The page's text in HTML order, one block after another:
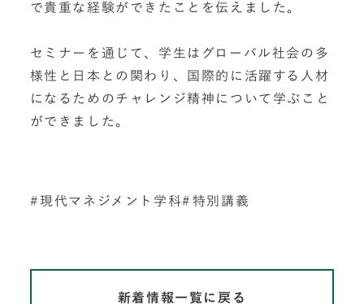
で貴重な経験ができたことを伝えました。
セミナーを通じて、学生はグローバル社会の多
様性と日本との関わり、国際的に活躍する人材
になるためのチャレンジ精神について学ぶこと
ができました。
現代マネジメント学科 特別講義
新着情報一覧に戻る